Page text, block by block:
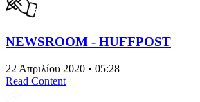
NEWSROOM - HUFFPOST
22 Απριλίου 2020 • 05:28
Read Content